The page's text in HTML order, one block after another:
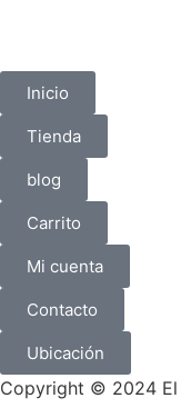
Inicio
Tienda
blog
Carrito
Mi cuenta
Contacto
Ubicación
Copyright © 2024 El